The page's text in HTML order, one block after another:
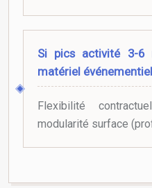
Si pics activité 3-6
matériel
Flexibilité
modularité surface